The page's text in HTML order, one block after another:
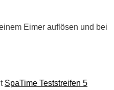
Eimer auflösen und bei
SpaTime Teststreifen 5